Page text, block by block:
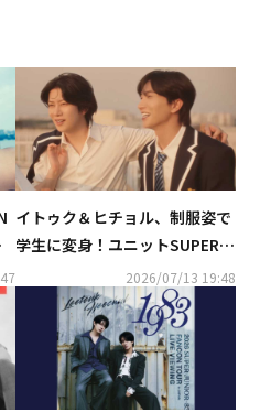
イトゥク＆ヒチョル、制服姿で
学生に変身！ユニットSUPER J
UNIOR-83zとして本日デビュ
ー…タイトル曲「Promise」M
2026/07/13 19:48